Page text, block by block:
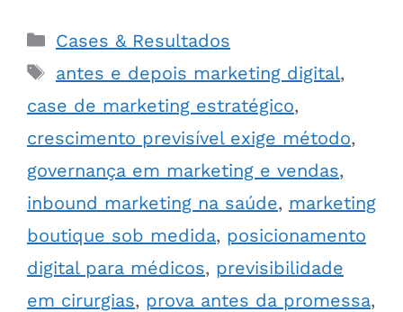
Cases & Resultados
antes e depois marketing digital,
case de marketing estratégico,
crescimento previsível exige método,
governança em marketing e vendas,
inbound marketing na saúde, marketing
boutique sob medida, posicionamento
digital para médicos, previsibilidade
em cirurgias, prova antes da promessa,